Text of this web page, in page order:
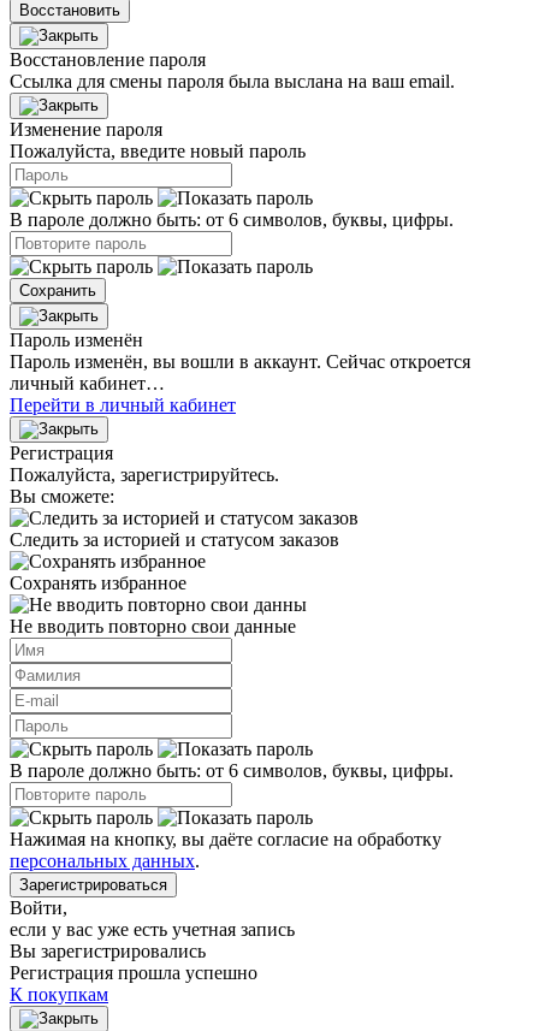
Восстановить
Восстановление пароля
Ссылка для смены пароля была выслана на ваш email.
Изменение пароля
Пожалуйста, введите новый пароль
В пароле должно быть: от 6 символов, буквы, цифры.
Сохранить
Пароль изменён
Пароль изменён, вы вошли в аккаунт. Сейчас откроется
личный кабинет…
Перейти в личный кабинет
Регистрация
Пожалуйста, зарегистрируйтесь.
Вы сможете:
Следить за историей и статусом заказов
Сохранять избранное
Не вводить повторно свои данные
В пароле должно быть: от 6 символов, буквы, цифры.
Нажимая на кнопку, вы даёте согласие на обработку
персональных данных.
Зарегистрироваться
Войти,
если у вас уже есть учетная запись
Вы зарегистрировались
Регистрация прошла успешно
К покупкам